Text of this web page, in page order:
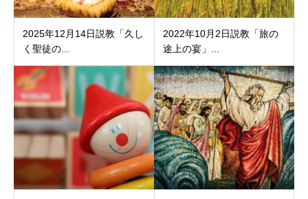
2025年12月14日説教「久し
く聖徒の...
2022年10月2日説教「旅の
途上の宴」...